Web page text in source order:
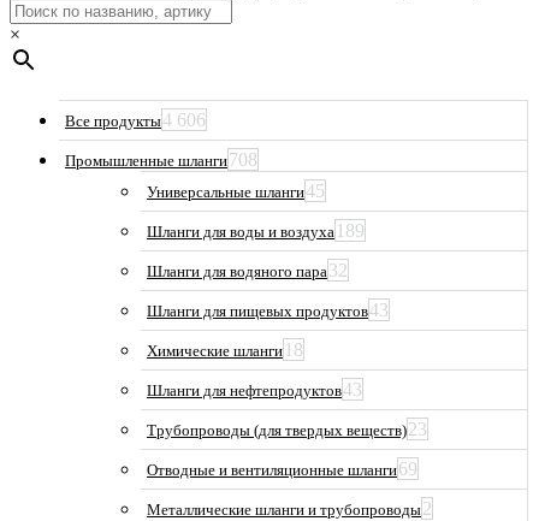
×
Все продукты4 606
Промышленные шланги708
Универсальные шланги45
Шланги для воды и воздуха 189
Шланги для водяного пара32
Шланги для пищевых продуктов43
Химические шланги 18
Шланги для нефтепродуктов43
Трубопроводы (для твердых веществ)23
Отводные и вентиляционные шланги69
Металлические шланги и трубопроводы2